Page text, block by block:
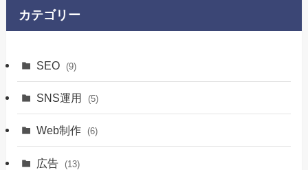
カテゴリー
SEO (9)
SNS運用 (5)
Web制作 (6)
広告 (13)